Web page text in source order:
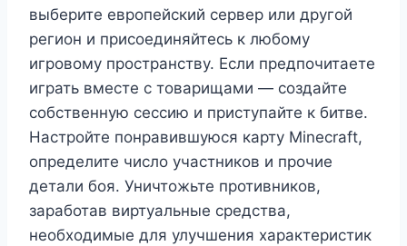
выберите европейский сервер или другой
регион и присоединяйтесь к любому
игровому пространству. Если предпочитаете
играть вместе с товарищами — создайте
собственную сессию и приступайте к битве.
Настройте понравившуюся карту Minecraft,
определите число участников и прочие
детали боя. Уничтожьте противников,
заработав виртуальные средства,
необходимые для улучшения характеристик